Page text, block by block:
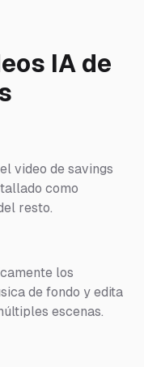
IA de
video de savings
como
resto.
los
de fondo y edita
escenas.